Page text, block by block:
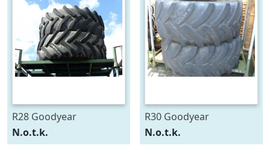
R28 Goodyear
540/75R28
N.o.t.k.
R30 Goodyear
600/70R30
N.o.t.k.